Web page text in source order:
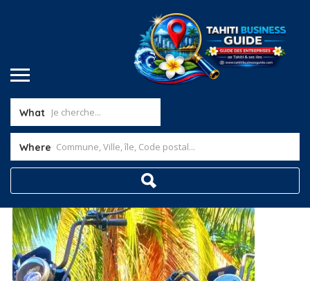
What
Where